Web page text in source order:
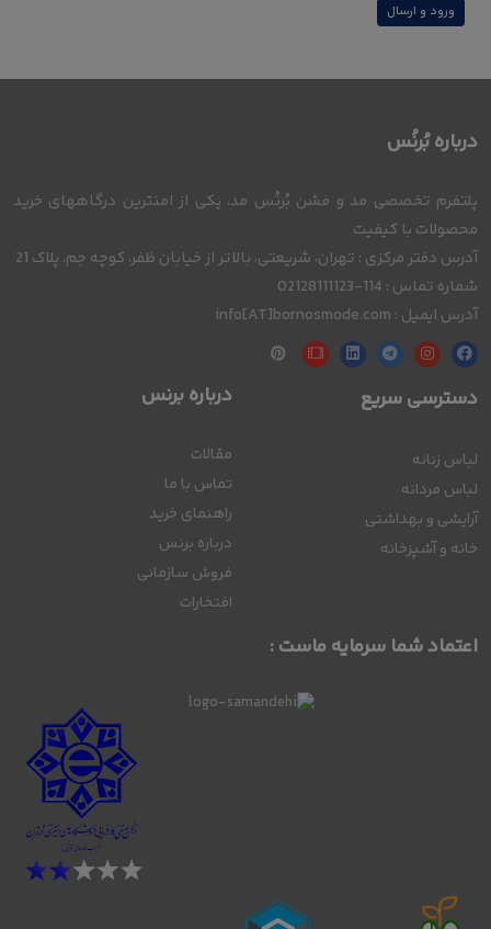
ورود و ارسال
درباره بُرنُس
پلتفرم تخصصی مد و فشن بُرنُس مد، یکی از امنترین درگاههای خرید
محصولات با کیفیت
آدرس دفتر مرکزی : تهران، شریعتی، بالاتر از خیابان ظفر، کوچه جم، پلاک 21
شماره تماس : 114-02128111123
آدرس ایمیل : info[AT]bornosmode.com
دسترسی سریع
لباس زنانه
لباس مردانه
آرایشی و بهداشتی
خانه و آشپزخانه
درباره برنس
مقالات
تماس با ما
راهنمای خرید
درباره برنس
فروش سازمانی
افتخارات
اعتماد شما سرمایه ماست :